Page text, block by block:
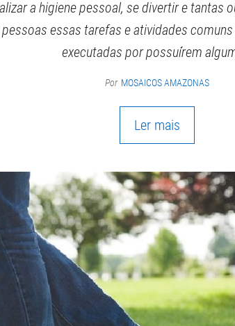
a higiene pessoal, se divertir e tantas
essas tarefas e atividades
executadas por possuírem
Por MOSAICOS AMAZONAS
Ler mais